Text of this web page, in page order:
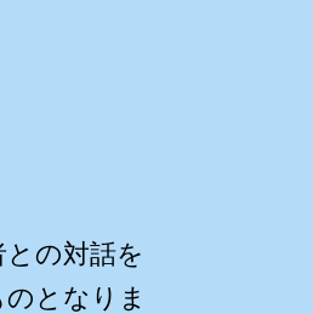
の対話を
となりま